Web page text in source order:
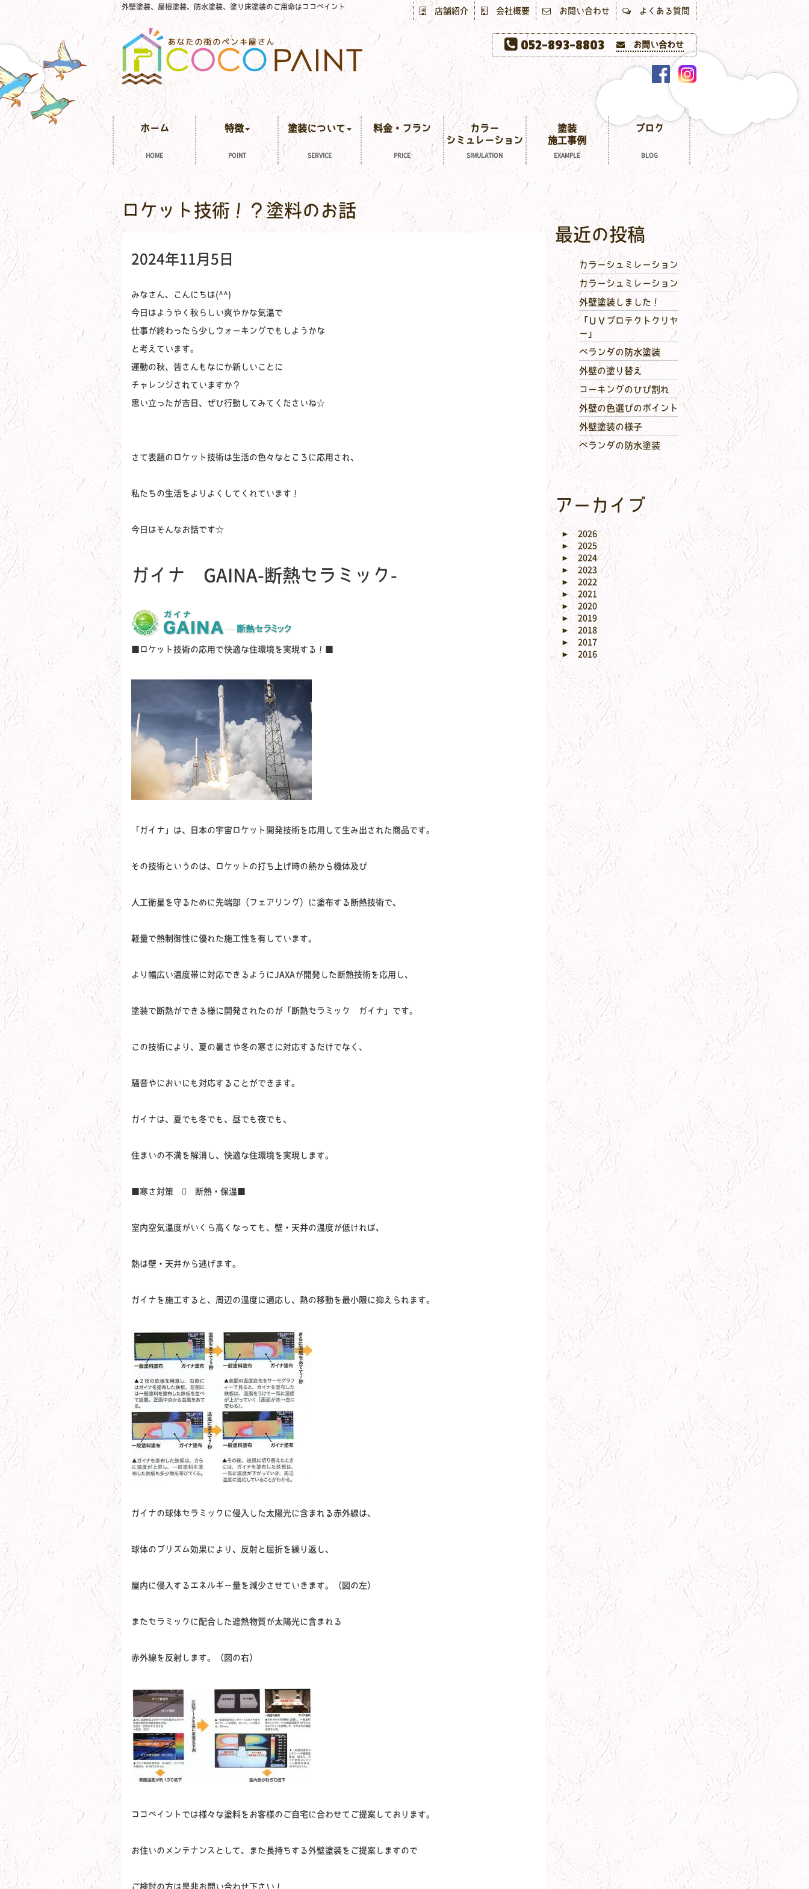
外壁塗装、屋根塗装、防水塗装、塗り床塗装のご用命はココペイント 店舗紹介 会社概要 お問い合わせ よくある質問
052-893-8803 お問い合わせ
HOME
ホーム
POINT
特徴
SERVICE
塗装について
PRICE
料金・プラン
SIMULATION
カラー
シミュレーション
EXAMPLE
塗装
施工事例
BLOG
ブログ
ロケット技術！？塗料のお話
2024年11月5日
みなさん、こんにちは(^^)
今日はようやく秋らしい爽やかな気温で
仕事が終わったら少しウォーキングでもしようかな
と考えています。
運動の秋、皆さんもなにか新しいことに
チャレンジされていますか？
思い立ったが吉日、ぜひ行動してみてくださいね☆
さて表題のロケット技術は生活の色々なところに応用され、
私たちの生活をよりよくしてくれています！
今日はそんなお話です☆
ガイナ GAINA-断熱セラミック-
■ロケット技術の応用で快適な住環境を実現する！■
「ガイナ」は、日本の宇宙ロケット開発技術を応用して生み出された商品です。
その技術というのは、ロケットの打ち上げ時の熱から機体及び
人工衛星を守るために先端部（フェアリング）に塗布する断熱技術で、
軽量で熱制御性に優れた施工性を有しています。
より幅広い温度帯に対応できるようにJAXAが開発した断熱技術を応用し、
塗装で断熱ができる様に開発されたのが「断熱セラミック ガイナ」です。
この技術により、夏の暑さや冬の寒さに対応するだけでなく、
騒音やにおいにも対応することができます。
ガイナは、夏でも冬でも、昼でも夜でも、
住まいの不満を解消し、快適な住環境を実現します。
■寒さ対策  断熱・保温■
室内空気温度がいくら高くなっても、壁・天井の温度が低ければ、
熱は壁・天井から逃げます。
ガイナを施工すると、周辺の温度に適応し、熱の移動を最小限に抑えられます。
ガイナの球体セラミックに侵入した太陽光に含まれる赤外線は、
球体のプリズム効果により、反射と屈折を繰り返し、
屋内に侵入するエネルギー量を減少させていきます。（図の左）
またセラミックに配合した遮熱物質が太陽光に含まれる
赤外線を反射します。（図の右）
ココペイントでは様々な塗料をお客様のご自宅に合わせてご提案しております。
お住いのメンテナンスとして、また長持ちする外壁塗装をご提案しますので
ご検討の方は是非お問い合わせ下さい！
最近の投稿
カラーシュミレーション
カラーシュミレーション
外壁塗装しました！
「ＵＶプロテクトクリヤ
ー」
ベランダの防水塗装
外壁の塗り替え
コーキングのひび割れ
外壁の色選びのポイント
外壁塗装の様子
ベランダの防水塗装
アーカイブ
► 2026
► 2025
►
2024
►
2023
►
2022
►2021
► 2020
► 2019
►
2018
►
2017
►
2016